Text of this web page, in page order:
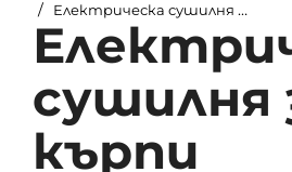
Електрическа сушилня за кърпи LADERRA mini, 560x370x90 mm, 63W, неръждаема стомана, матова, графит
сушилня
кърпи